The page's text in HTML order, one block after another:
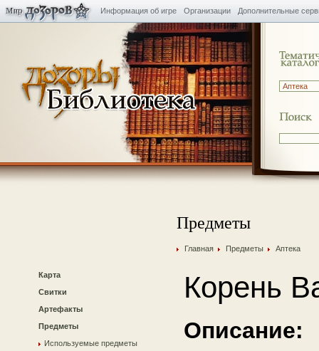
Информация об игре Организации Дополнительные
Карта
Свитки
Артефакты
Предметы
Используемые предметы
Предметы
Главная Предметы Аптека
Корень
Описание: